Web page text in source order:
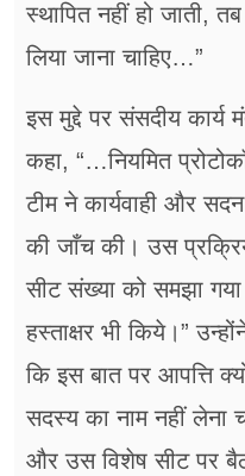
स्थापित नहीं हो जाती,
लिया जाना चाहिए…”
इस मुद्दे पर संसदीय कार्य
कहा, “…नियमित
टीम ने कार्यवाही और
की जाँच की। उस
सीट संख्या को समझा
हस्ताक्षर भी किये।”
कि इस बात पर आपत्ति
सदस्य का नाम नहीं लेना
और उस विशेष सीट पर